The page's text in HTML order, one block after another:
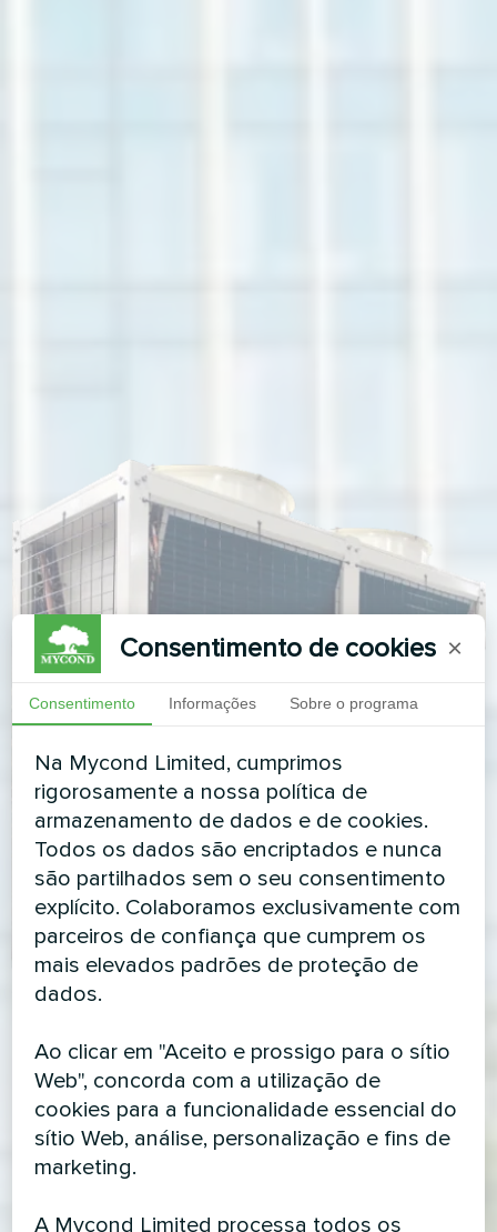
Consentimento de cookies ×
Consentimento Informações Sobre o programa
Na Mycond Limited, cumprimos
rigorosamente a nossa política de
armazenamento de dados e de cookies.
Todos os dados são encriptados e nunca
são partilhados sem o seu consentimento
explícito. Colaboramos exclusivamente com
parceiros de confiança que cumprem os
mais elevados padrões de proteção de
dados.
Ao clicar em "Aceito e prossigo para o sítio
Web", concorda com a utilização de
cookies para a funcionalidade essencial do
sítio Web, análise, personalização e fins de
marketing.
A Mycond Limited processa todos os